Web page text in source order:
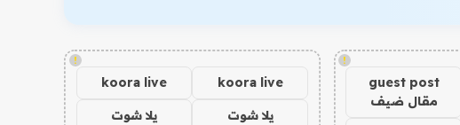
!
guest post
مقال ضيف
!
koora live
koora live
يلا شوت يلا شوت